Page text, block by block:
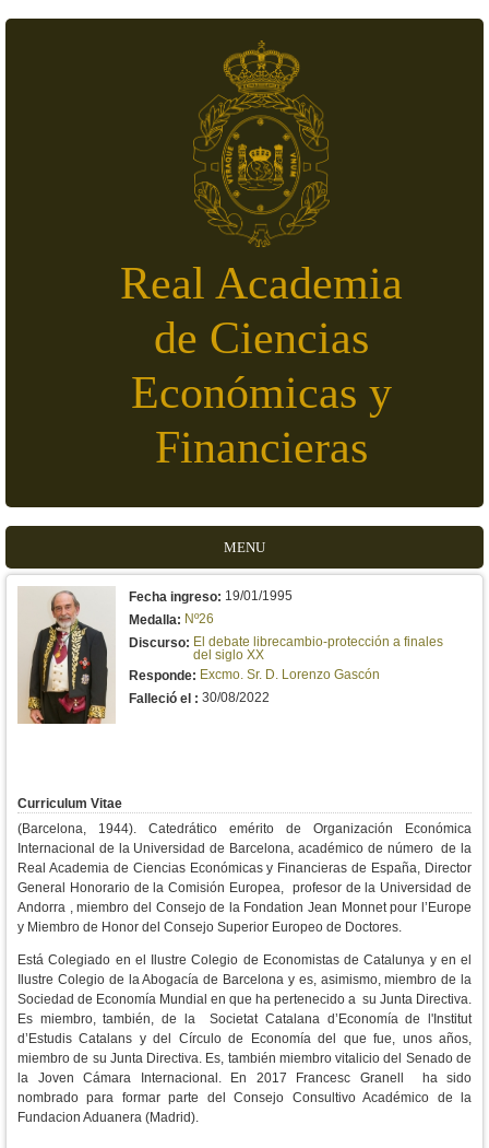
Real Academia
de Ciencias
Económicas y
Financieras
MENU
Fecha ingreso: 19/01/1995
Medalla: Nº26
Discurso: El debate librecambio-protección a finales
del siglo XX
Responde: Excmo. Sr. D. Lorenzo Gascón
Falleció el : 30/08/2022
Curriculum Vitae
(Barcelona, 1944). Catedrático emérito de Organización Económica
Internacional de la Universidad de Barcelona, académico de número de la
Real Academia de Ciencias Económicas y Financieras de España, Director
General Honorario de la Comisión Europea, profesor de la Universidad de
Andorra , miembro del Consejo de la Fondation Jean Monnet pour l’Europe
y Miembro de Honor del Consejo Superior Europeo de Doctores.
Está Colegiado en el Ilustre Colegio de Economistas de Catalunya y en el
Ilustre Colegio de la Abogacía de Barcelona y es, asimismo, miembro de la
Sociedad de Economía Mundial en que ha pertenecido a su Junta Directiva.
Es miembro, también, de la Societat Catalana d’Economía de l'Institut
d’Estudis Catalans y del Círculo de Economía del que fue, unos años,
miembro de su Junta Directiva. Es, también miembro vitalicio del Senado de
la Joven Cámara Internacional.
En 2017 Francesc Granell ha sido
nombrado para formar parte del Consejo Consultivo Académico de la
Fundacion Aduanera (Madrid).